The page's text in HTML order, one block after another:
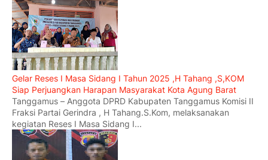
Gelar Reses I Masa Sidang I Tahun 2025 ,H Tahang ,S,KOM
Siap Perjuangkan Harapan Masyarakat Kota Agung Barat
Tanggamus – Anggota DPRD Kabupaten Tanggamus Komisi II
Fraksi Partai Gerindra , H Tahang.S.Kom, melaksanakan
kegiatan Reses I Masa Sidang I...